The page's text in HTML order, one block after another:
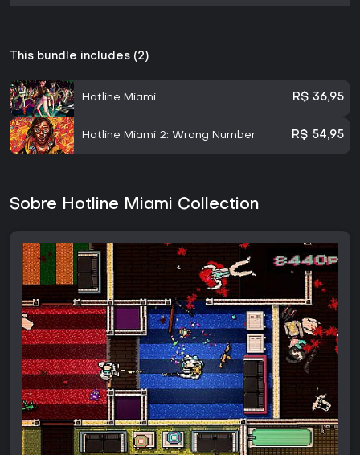
This bundle includes (2)
Hotline Miami R$ 36,95
Hotline Miami 2: Wrong Number R$ 54,95
Sobre Hotline Miami Collection